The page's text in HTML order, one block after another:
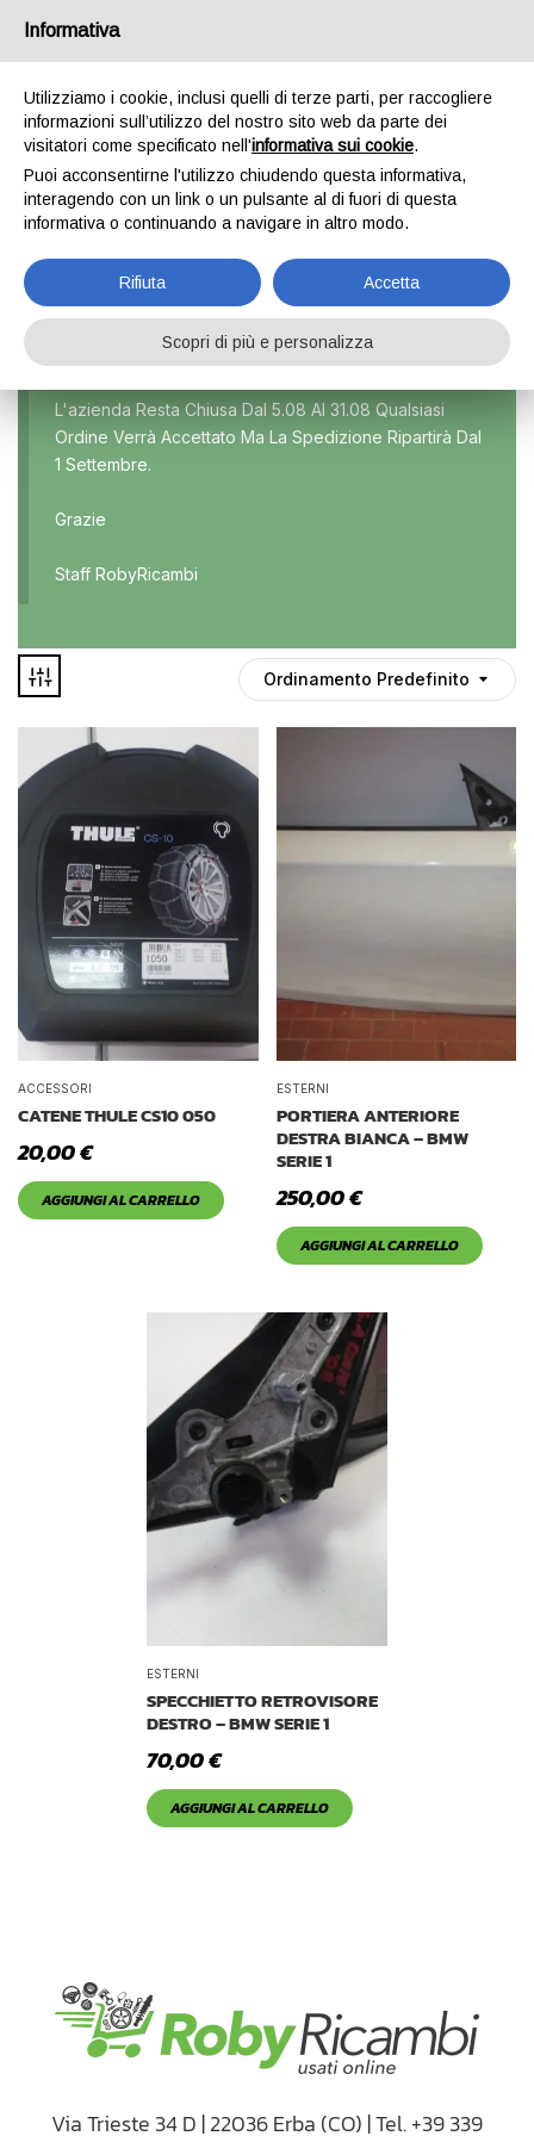
SERIE 1 COUPÈ
Home Prodotto Modello Serie 1 coupè
Marca
Modello
Auto usate
Culla
Interni
Noleggio
Parti meccaniche
Ponte
Spray
Deghiacciante
Disponibile
In offerta
L'azienda Resta Chiusa Dal 5.08 Al 31.08 Qualsiasi
Ordine Verrà Accettato Ma La Spedizione Ripartirà Dal
1 Settembre.
Grazie
Staff RobyRicambi
Ordinamento Predefinito
ACCESSORI
CATENE THULE CS10 050
20,00€
AGGIUNGI AL CARRELLO
ESTERNI
PORTIERA ANTERIORE
DESTRA BIANCA – BMW
SERIE 1
250,00€
AGGIUNGI AL CARRELLO
ESTERNI
SPECCHIETTO RETROVISORE
DESTRO – BMW SERIE 1
70,00€
AGGIUNGI AL CARRELLO
Via Trieste 34 D | 22036 Erba (CO) | Tel. +39 339
Informativa
Utilizziamo i cookie, inclusi quelli di terze parti, per raccogliere
informazioni sull’utilizzo del nostro sito web da parte dei
visitatori come specificato nell'informativa sui cookie.
Puoi acconsentirne l'utilizzo chiudendo questa informativa,
interagendo con un link o un pulsante al di fuori di questa
informativa o continuando a navigare in altro modo.
Rifiuta Accetta
Scopri di più e personalizza